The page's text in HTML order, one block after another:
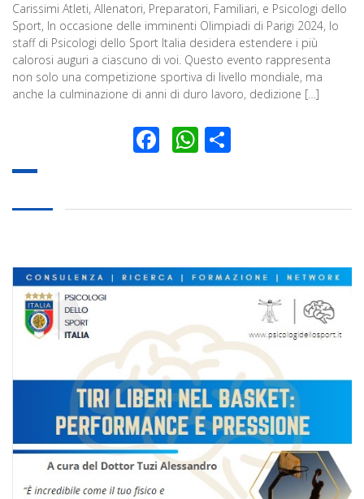
Carissimi Atleti, Allenatori, Preparatori, Familiari, e Psicologi dello
Sport, In occasione delle imminenti Olimpiadi di Parigi 2024, lo
staff di Psicologi dello Sport Italia desidera estendere i più
calorosi auguri a ciascuno di voi. Questo evento rappresenta
non solo una competizione sportiva di livello mondiale, ma
anche la culminazione di anni di duro lavoro, dedizione […]
Facebook
WhatsApp